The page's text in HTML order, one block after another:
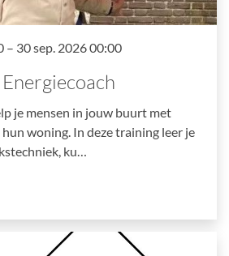
– 30 sep. 2026 00:00
je mensen in jouw buurt met
woning. In deze training leer je
ku…